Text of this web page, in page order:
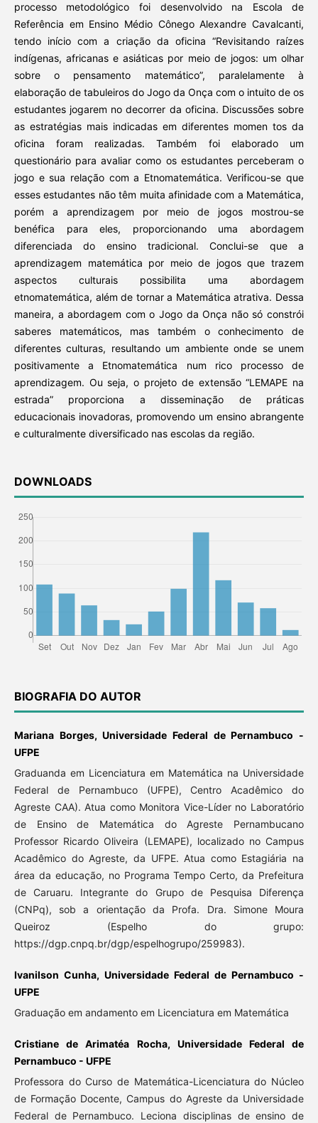
processo metodológico foi desenvolvido na Escola de
Referência em Ensino Médio Cônego Alexandre Cavalcanti,
tendo início com a criação da oficina “Revisitando raízes
indígenas, africanas e asiáticas por meio de jogos: um olhar
sobre o pensamento matemático”, paralelamente à
elaboração de tabuleiros do Jogo da Onça com o intuito de os
estudantes jogarem no decorrer da oficina. Discussões sobre
as estratégias mais indicadas em diferentes momen tos da
oficina foram realizadas. Também foi elaborado um
questionário para avaliar como os estudantes perceberam o
jogo e sua relação com a Etnomatemática. Verificou-se que
esses estudantes não têm muita afinidade com a Matemática,
porém a aprendizagem por meio de jogos mostrou-se
benéfica para eles, proporcionando uma abordagem
diferenciada do ensino tradicional. Conclui-se que a
aprendizagem matemática por meio de jogos que trazem
aspectos culturais possibilita uma abordagem
etnomatemática, além de tornar a Matemática atrativa. Dessa
maneira, a abordagem com o Jogo da Onça não só constrói
saberes matemáticos, mas também o conhecimento de
diferentes culturas, resultando um ambiente onde se unem
positivamente a Etnomatemática num rico processo de
aprendizagem. Ou seja, o projeto de extensão “LEMAPE na
estrada” proporciona a disseminação de práticas
educacionais inovadoras, promovendo um ensino abrangente
e culturalmente diversificado nas escolas da região.
DOWNLOADS
BIOGRAFIA DO AUTOR
Mariana Borges, Universidade Federal de Pernambuco -
UFPE
Graduanda em Licenciatura em Matemática na Universidade
Federal de Pernambuco (UFPE), Centro Acadêmico do
Agreste CAA). Atua como Monitora Vice-Líder no Laboratório
de Ensino de Matemática do Agreste Pernambucano
Professor Ricardo Oliveira (LEMAPE), localizado no Campus
Acadêmico do Agreste, da UFPE. Atua como Estagiária na
área da educação, no Programa Tempo Certo, da Prefeitura
de Caruaru. Integrante do Grupo de Pesquisa Diferença
(CNPq), sob a orientação da Profa. Dra. Simone Moura
Queiroz (Espelho do grupo:
https://dgp.cnpq.br/dgp/espelhogrupo/259983).
Ivanilson Cunha, Universidade Federal de Pernambuco -
UFPE
Graduação em andamento em Licenciatura em Matemática
Cristiane de Arimatéa Rocha, Universidade Federal de
Pernambuco - UFPE
Professora do Curso de Matemática-Licenciatura do Núcleo
de Formação Docente, Campus do Agreste da Universidade
Federal de Pernambuco. Leciona disciplinas de ensino de